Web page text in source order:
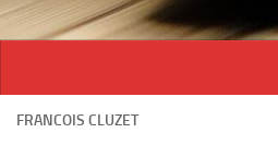
FRANCOIS CLUZET